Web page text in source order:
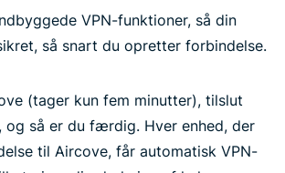
VPN-funktioner, så din
så snart du opretter forbindelse.
(tager kun fem minutter), tilslut
og så er du færdig. Hver enhed, der
til Aircove, får automatisk VPN-